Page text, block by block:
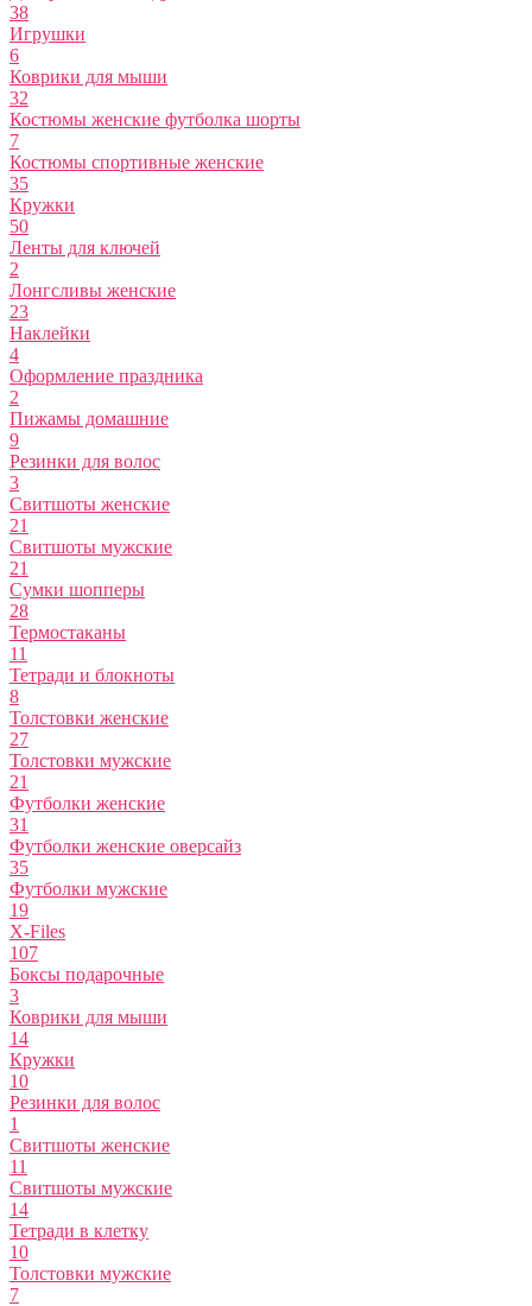
38
Игрушки
6
Коврики для мыши
32
Костюмы женские футболка шорты
7
Костюмы спортивные женские
35
Кружки
50
Ленты для ключей
2
Лонгсливы женские
23
Наклейки
4
Оформление праздника
2
Пижамы домашние
9
Резинки для волос
3
Свитшоты женские
21
Свитшоты мужские
21
Сумки шопперы
28
Термостаканы
11
Тетради и блокноты
8
Толстовки женские
27
Толстовки мужские
21
Футболки женские
31
Футболки женские оверсайз
35
Футболки мужские
19
X-Files
107
Боксы подарочные
3
Коврики для мыши
14
Кружки
10
Резинки для волос
1
Свитшоты женские
11
Свитшоты мужские
14
Тетради в клетку
10
Толстовки мужские
7